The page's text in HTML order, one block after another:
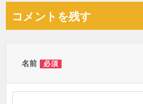
ビ
コメントを残す
名前 必須